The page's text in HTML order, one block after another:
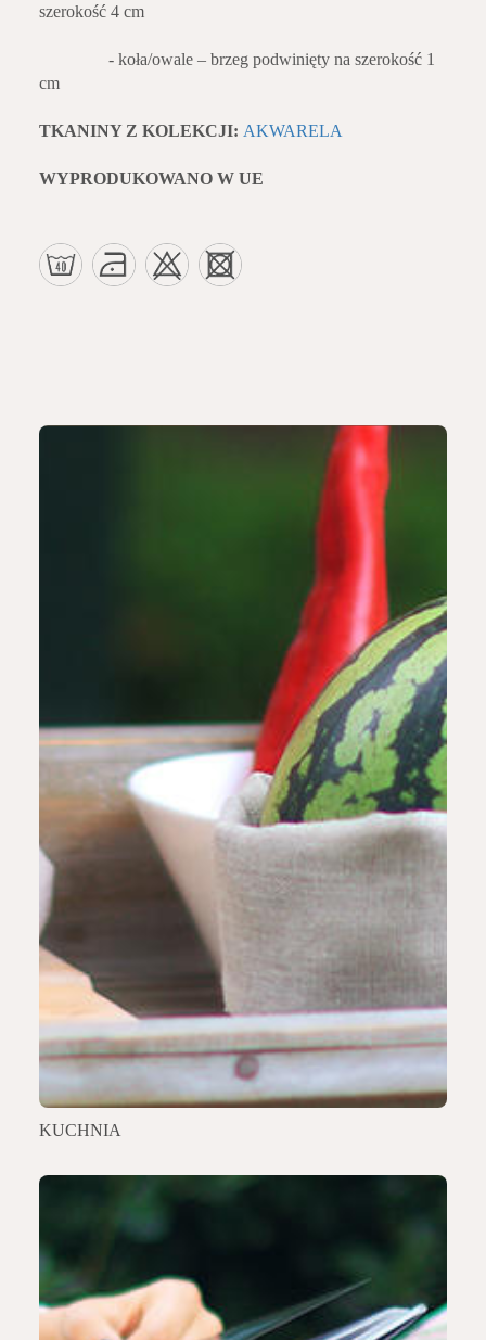
szerokość 4 cm
- koła/owale – brzeg podwinięty na szerokość 1
cm
TKANINY Z KOLEKCJI: AKWARELA
WYPRODUKOWANO W UE
KUCHNIA